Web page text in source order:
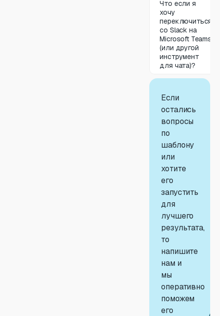
Что если я
хочу
переключиться
со Slack на
Microsoft Teams
(или другой
инструмент
для чата)?
Если
остались
вопросы
по
шаблону
или
хотите
его
запустить
для
лучшего
результата,
то
напишите
нам и
мы
оперативно
поможем
его